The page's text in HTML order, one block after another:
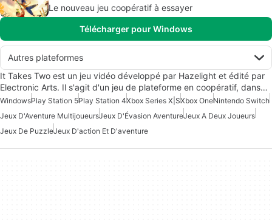
Le nouveau jeu coopératif à essayer
Télécharger pour Windows
Autres plateformes
It Takes Two est un jeu vidéo développé par Hazelight et édité par
Electronic Arts. Il s'agit d'un jeu de plateforme en coopératif, dans…
WindowsPlay Station 5Play Station 4Xbox Series X|SXbox OneNintendo Switch
Jeux D'Aventure MultijoueursJeux D'Évasion AventureJeux A Deux Joueurs
Jeux De PuzzleJeux D'action Et D'aventure